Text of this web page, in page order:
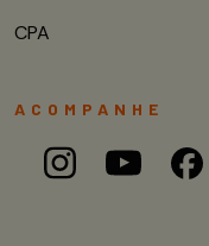
CPA
ACOMPANHE